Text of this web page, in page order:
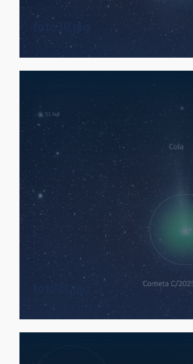
foto30.jpg
foto31.jpg